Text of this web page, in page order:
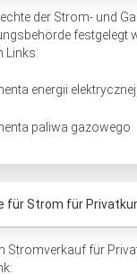
der Strom- und
festgelegt
Links:
energii elektrycznej
paliwa gazowego
für Strom für
Stromverkauf für